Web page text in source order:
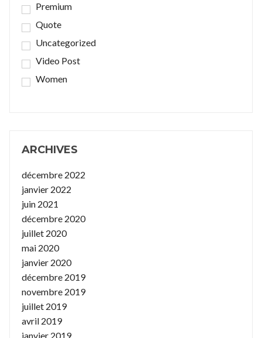
Premium
Quote
Uncategorized
Video Post
Women
ARCHIVES
décembre 2022
janvier 2022
juin 2021
décembre 2020
juillet 2020
mai 2020
janvier 2020
décembre 2019
novembre 2019
juillet 2019
avril 2019
janvier 2019